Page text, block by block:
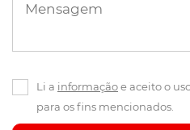
Mensagem
Li a informaçãoe aceito o
para os fins mencionados.